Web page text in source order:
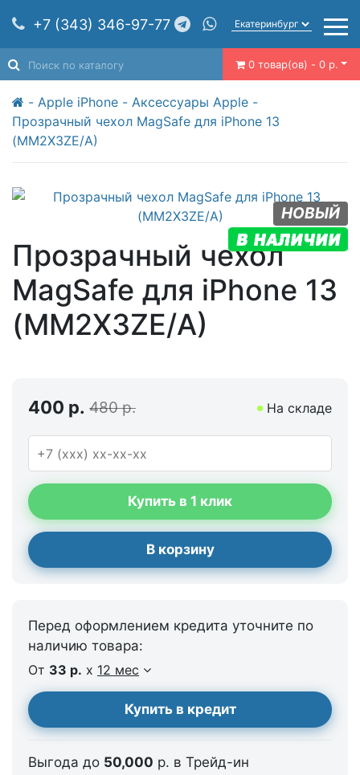
+7 (343) 346-97-77
0 товар(ов) - 0 р.
Apple iPhone
Аксессуары Apple
Прозрачный чехол MagSafe для iPhone 13
(MM2X3ZE/A)
НОВЫЙ
Прозрачный чехол
MagSafe для iPhone 13
(MM2X3ZE/A)
400 р. 480 р. На складе
Купить в 1 клик
В корзину
Перед оформлением кредита уточните по
наличию товара:
От 33 р. x 12 мес
Купить в кредит
Выгода до 50,000 р. в Трейд-ин